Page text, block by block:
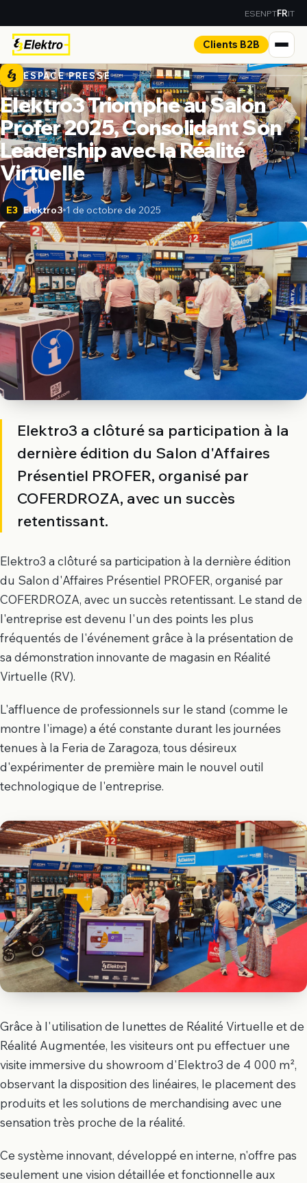
ESENPTFRIT
Clients B2B
ESPACE PRESSE
Elektro3 Triomphe au Salon
Profer 2025, Consolidant Son
Leadership avec la Réalité
Virtuelle
E3 Elektro3 1 de octobre de 2025
Elektro3 a clôturé sa participation à la
dernière édition du Salon d'Affaires
Présentiel PROFER, organisé par
COFERDROZA, avec un succès
retentissant.
Elektro3 a clôturé sa participation à la dernière édition
du Salon d'Affaires Présentiel PROFER, organisé par
COFERDROZA, avec un succès retentissant. Le stand de
l'entreprise est devenu l'un des points les plus
fréquentés de l'événement grâce à la présentation de
sa démonstration innovante de magasin en Réalité
Virtuelle (RV).
L'affluence de professionnels sur le stand (comme le
montre l'image) a été constante durant les journées
tenues à la Feria de Zaragoza, tous désireux
d'expérimenter de première main le nouvel outil
technologique de l'entreprise.
Grâce à l'utilisation de lunettes de Réalité Virtuelle et de
Réalité Augmentée, les visiteurs ont pu effectuer une
visite immersive du showroom d'Elektro3 de 4 000 m²,
observant la disposition des linéaires, le placement des
produits et les solutions de merchandising avec une
sensation très proche de la réalité.
Ce système innovant, développé en interne, n'offre pas
seulement une vision détaillée et fonctionnelle aux